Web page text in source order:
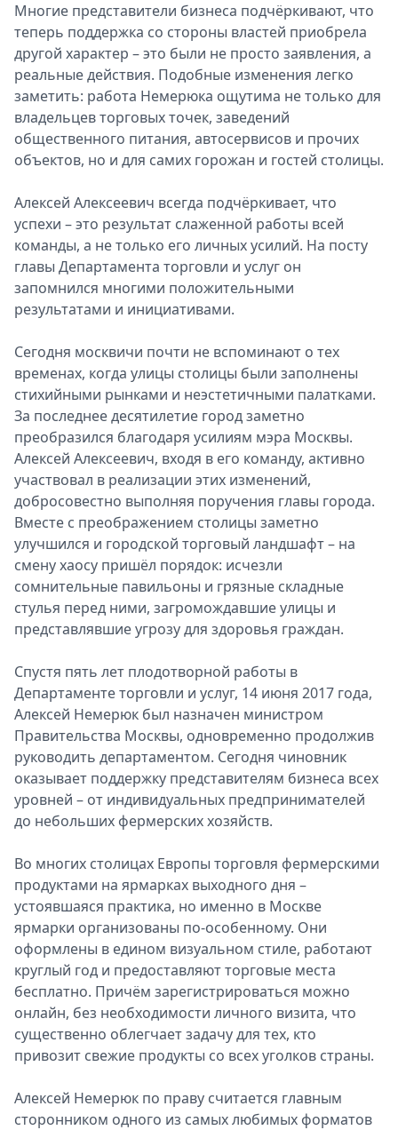
Многие представители бизнеса подчёркивают, что
теперь поддержка со стороны властей приобрела
другой характер – это были не просто заявления, а
реальные действия. Подобные изменения легко
заметить: работа Немерюка ощутима не только для
владельцев торговых точек, заведений
общественного питания, автосервисов и прочих
объектов, но и для самих горожан и гостей столицы.
Алексей Алексеевич всегда подчёркивает, что
успехи – это результат слаженной работы всей
команды, а не только его личных усилий. На посту
главы Департамента торговли и услуг он
запомнился многими положительными
результатами и инициативами.
Сегодня москвичи почти не вспоминают о тех
временах, когда улицы столицы были заполнены
стихийными рынками и неэстетичными палатками.
За последнее десятилетие город заметно
преобразился благодаря усилиям мэра Москвы.
Алексей Алексеевич, входя в его команду, активно
участвовал в реализации этих изменений,
добросовестно выполняя поручения главы города.
Вместе с преображением столицы заметно
улучшился и городской торговый ландшафт – на
смену хаосу пришёл порядок: исчезли
сомнительные павильоны и грязные складные
стулья перед ними, загромождавшие улицы и
представлявшие угрозу для здоровья граждан.
Спустя пять лет плодотворной работы в
Департаменте торговли и услуг, 14 июня 2017 года,
Алексей Немерюк был назначен министром
Правительства Москвы, одновременно продолжив
руководить департаментом. Сегодня чиновник
оказывает поддержку представителям бизнеса всех
уровней – от индивидуальных предпринимателей
до небольших фермерских хозяйств.
Во многих столицах Европы торговля фермерскими
продуктами на ярмарках выходного дня –
устоявшаяся практика, но именно в Москве
ярмарки организованы по-особенному. Они
оформлены в едином визуальном стиле, работают
круглый год и предоставляют торговые места
бесплатно. Причём зарегистрироваться можно
онлайн, без необходимости личного визита, что
существенно облегчает задачу для тех, кто
привозит свежие продукты со всех уголков страны.
Алексей Немерюк по праву считается главным
сторонником одного из самых любимых форматов